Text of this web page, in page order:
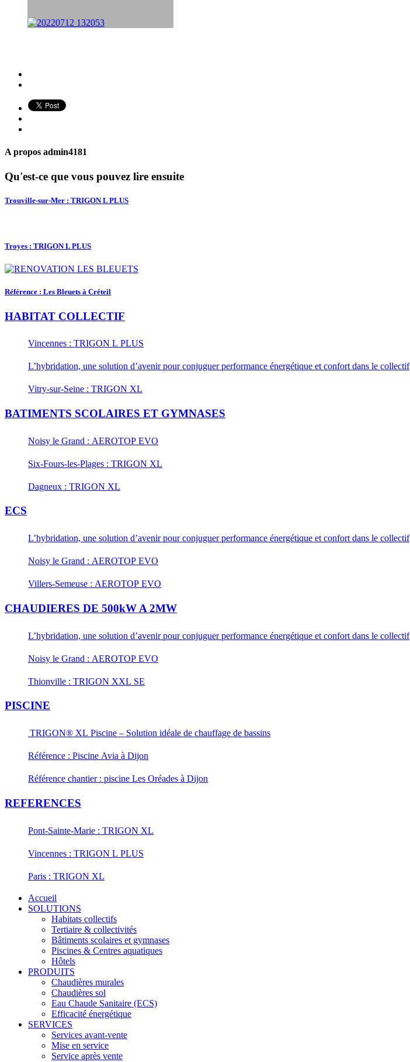
A propos admin4181
Qu'est-ce que vous pouvez lire ensuite
Trouville-sur-Mer : TRIGON L PLUS
Troyes : TRIGON L PLUS
Référence : Les Bleuets à Créteil
HABITAT COLLECTIF
Vincennes : TRIGON L PLUS
L’hybridation, une solution d’avenir pour conjuguer performance énergétique et confort dans le collectif
Vitry-sur-Seine : TRIGON XL
BATIMENTS SCOLAIRES ET GYMNASES
Noisy le Grand : AEROTOP EVO
Six-Fours-les-Plages : TRIGON XL
Dagneux : TRIGON XL
ECS
L’hybridation, une solution d’avenir pour conjuguer performance énergétique et confort dans le collectif
Noisy le Grand : AEROTOP EVO
Villers-Semeuse : AEROTOP EVO
CHAUDIERES DE 500kW A 2MW
L’hybridation, une solution d’avenir pour conjuguer performance énergétique et confort dans le collectif
Noisy le Grand : AEROTOP EVO
Thionville : TRIGON XXL SE
PISCINE
TRIGON® XL Piscine – Solution idéale de chauffage de bassins
Référence : Piscine Avia à Dijon
Référence chantier : piscine Les Oréades à Dijon
REFERENCES
Pont-Sainte-Marie : TRIGON XL
Vincennes : TRIGON L PLUS
Paris : TRIGON XL
Accueil
SOLUTIONS
Habitats collectifs
Tertiaire & collectivités
Bâtiments scolaires et gymnases
Piscines & Centres aquatiques
Hôtels
PRODUITS
Chaudières murales
Chaudières sol
Eau Chaude Sanitaire (ECS)
Efficacité énergétique
SERVICES
Services avant-vente
Mise en service
Service après vente